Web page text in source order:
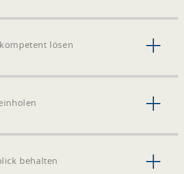
lösen
behalten